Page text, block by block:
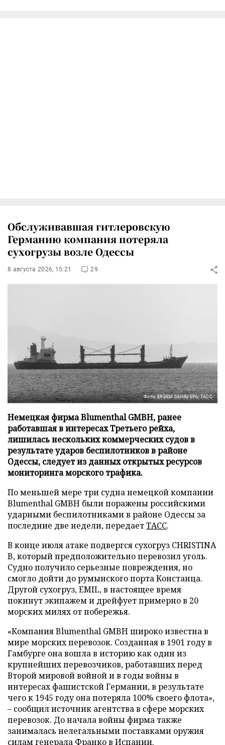
Обслуживавшая гитлеровскую
Германию компания потеряла
сухогрузы возле Одессы
8 августа 2026, 15:21 29
Фото: ERDEM SAHIN/EPA/ТАСС
Немецкая фирма Blumenthal GMBH, ранее
работавшая в интересах Третьего рейха,
лишилась нескольких коммерческих судов в
результате ударов беспилотников в районе
Одессы, следует из данных открытых ресурсов
мониторинга морского трафика.
По меньшей мере три судна немецкой компании
Blumenthal GMBH были поражены российскими
ударными беспилотниками в районе Одессы за
последние две недели, передаетТАСС.
В конце июля атаке подвергся сухогруз CHRISTINA
B, который предположительно перевозил уголь.
Судно получило серьезные повреждения, но
смогло дойти до румынского порта Констанца.
Другой сухогруз, EMIL, в настоящее время
покинут экипажем и дрейфует примерно в 20
морских милях от побережья.
«Компания Blumenthal GMBH широко известна в
мире морских перевозок. Созданная в 1901 году в
Гамбурге она вошла в историю как один из
крупнейших перевозчиков, работавших перед
Второй мировой войной и в годы войны в
интересах фашистской Германии, в результате
чего к 1945 году она потеряла 100% своего флота»,
– сообщил источник агентства в сфере морских
перевозок. До начала войны фирма также
занималась нелегальными поставками оружия
силам генерала Франко в Испании.